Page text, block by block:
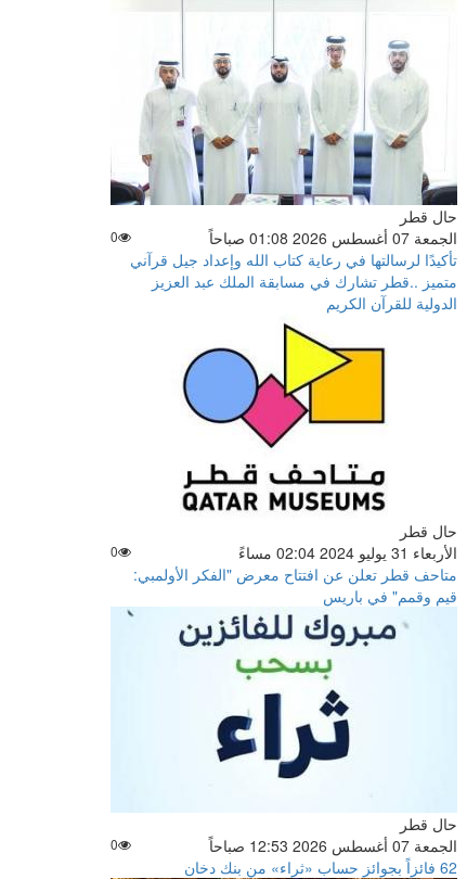
حال قطر
الجمعة 07 أغسطس 2026 01:08 صباحاً
0
تأكيدًا لرسالتها في رعاية كتاب الله وإعداد جيل قرآني
متميز ..قطر تشارك في مسابقة الملك عبد العزيز
الدولية للقرآن الكريم
حال قطر
الأربعاء 31 يوليو 2024 02:04 مساءً
0
متاحف قطر تعلن عن افتتاح معرض "الفكر الأولمبي:
قيم وقمم" في باريس
حال قطر
الجمعة 07 أغسطس 2026 12:53 صباحاً
0
62 فائزاً بجوائز حساب «ثراء» من بنك دخان